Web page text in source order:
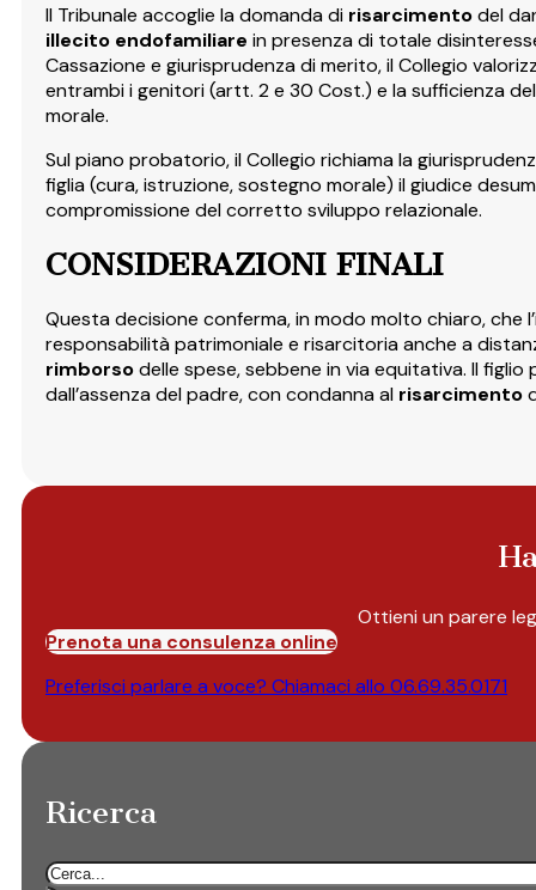
Il Tribunale accoglie la domanda di risarcimentodel
illecito endofamiliare in presenza di totale
Cassazione e giurisprudenza di merito, il Collegio
entrambi i genitori (artt. 2 e 30 Cost.) e la sufficienza
morale.​
Sul piano probatorio, il Collegio richiama la
figlia (cura, istruzione, sostegno morale) il giudice
compromissione del corretto sviluppo relazionale.
CONSIDERAZIONI FINALI
Questa decisione conferma, in modo molto chiaro, che
responsabilità patrimoniale e risarcitoria anche a
rimborsodelle spese, sebbene in via equitativa. Il
dall’assenza del padre, con condanna al risarcimento
Ottieni un parere
Prenota una consulenza online
Preferisci parlare a voce? Chiamaci allo 06.69.35.0171
Ricerca
Cerca